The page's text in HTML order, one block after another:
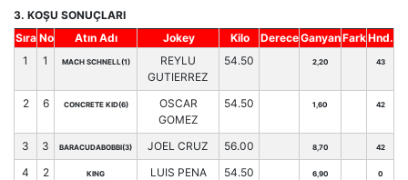
3. KOŞU SONUÇLARI
Sıra No Atın Adı Jokey Kilo DereceGanyanFarkHnd.
1
1 MACH SCHNELL(1)
REYLU
GUTIERREZ
54.50 2,20 43
2 6 CONCRETE KID(6)
OSCAR
GOMEZ
54.50 1,60 42
3 3 BARACUDABOBBI(3) JOEL CRUZ 56.00 8,70 42
4 2
KING
LUIS PENA 54.50 6,90 0